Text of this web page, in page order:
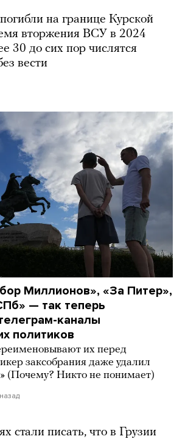
на границе Курской
вторжения ВСУ в 2024
30 до сих пор числятся
вести
Миллионов», «За Питер»,
— так теперь
каналы
политиков
их перед
заксобрания даже удалил
(Почему? Никто не понимает)
стали писать, что в Грузии